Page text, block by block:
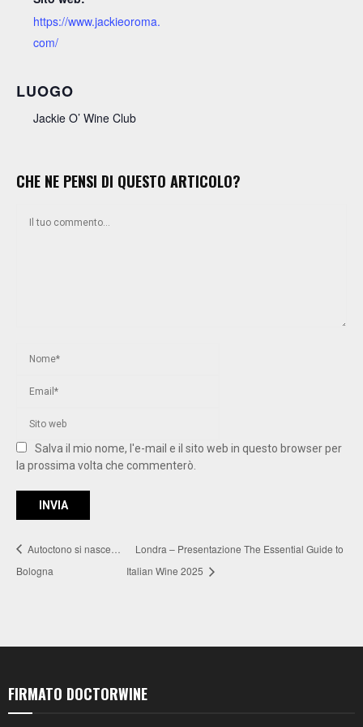
https://www.jackieoroma.
com/
LUOGO
Jackie O’ Wine Club
CHE NE PENSI DI QUESTO ARTICOLO?
Salva il mio nome, l'e-mail e il sito web in questo browser per
la prossima volta che commenterò.
Autoctono si nasce…
Bologna
Londra – Presentazione The Essential Guide to
Italian Wine 2025
FIRMATO DOCTORWINE